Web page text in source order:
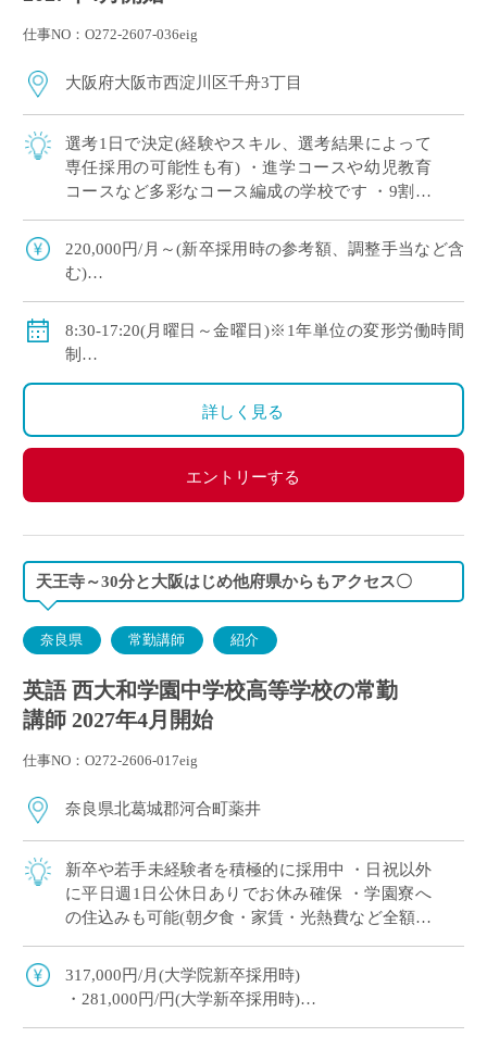
仕事NO：O272-2607-036eig
大阪府大阪市西淀川区千舟3丁目
選考1日で決定(経験やスキル、選考結果によって
専任採用の可能性も有) ・進学コースや幼児教育
コースなど多彩なコース編成の学校です ・9割以
す ・新卒や社会人からのキャリアチェン […]
220,000円/月～(新卒採用時の参考額、調整手当など含
む)
◇保険：私学共済、雇用保険、労災保険
8:30-17:20(月曜日～金曜日)※1年単位の変形労働時間
制
・土曜日、日曜日、祝日、その他学校スケジュールに
詳しく見る
エントリーする
天王寺～30分と大阪はじめ他府県からもアクセス〇
奈良県 常勤講師 紹介
英語 西大和学園中学校高等学校の常勤
講師 2027年4月開始
仕事NO：O272-2606-017eig
奈良県北葛城郡河合町薬井
新卒や若手未経験者を積極的に採用中 ・日祝以外
に平日週1日公休日ありでお休み確保 ・学園寮へ
の住込みも可能(朝夕食・家賃・光熱費など全額学
活的な自立を全面的にバックアップ ・ […]
317,000円/月(大学院新卒採用時)
・281,000円/円(大学新卒採用時)